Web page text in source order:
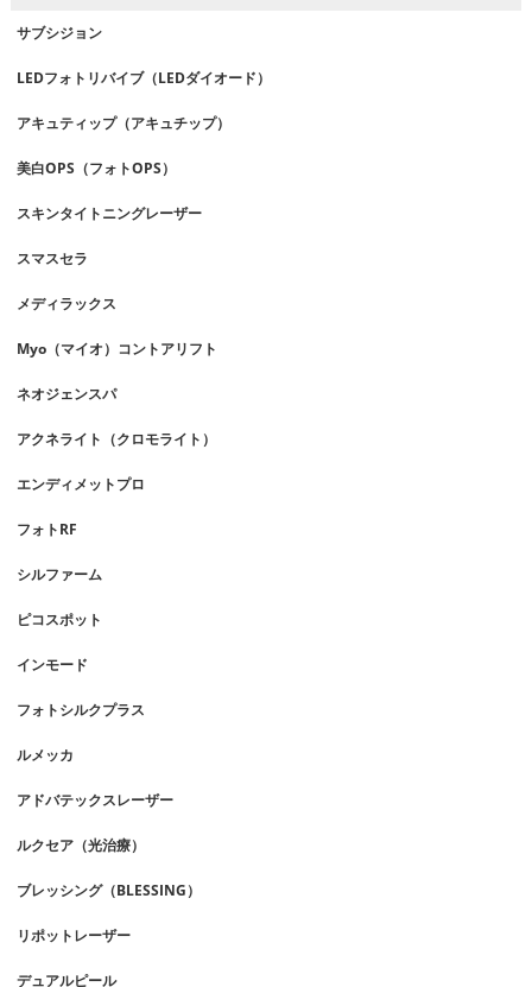
サブシジョン
LEDフォトリバイブ（LEDダイオード）
アキュティップ（アキュチップ）
美白OPS（フォトOPS）
スキンタイトニングレーザー
スマスセラ
メディラックス
Myo（マイオ）コントアリフト
ネオジェンスパ
アクネライト（クロモライト）
エンディメットプロ
フォトRF
シルファーム
ピコスポット
インモード
フォトシルクプラス
ルメッカ
アドバテックスレーザー
ルクセア（光治療）
ブレッシング（BLESSING）
リポットレーザー
デュアルピール